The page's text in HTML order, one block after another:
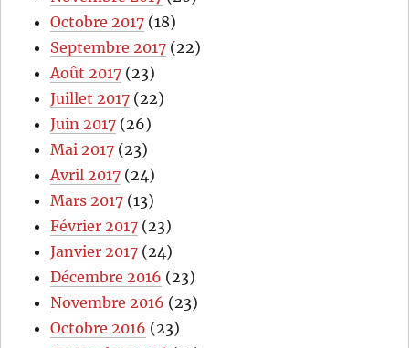
Octobre 2017 (18)
Septembre 2017 (22)
Août 2017 (23)
Juillet 2017 (22)
Juin 2017 (26)
Mai 2017 (23)
Avril 2017 (24)
Mars 2017 (13)
Février 2017 (23)
Janvier 2017 (24)
Décembre 2016 (23)
Novembre 2016 (23)
Octobre 2016 (23)